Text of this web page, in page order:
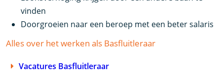
vinden
Doorgroeien naar een beroep met een beter salaris
Alles over het werken als Basfluitleraar
Vacatures Basfluitleraar